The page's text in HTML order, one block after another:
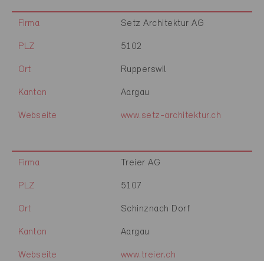
Firma Setz Architektur AG
PLZ 5102
Ort Rupperswil
Kanton Aargau
Webseite www.setz-architektur.ch
Firma Treier AG
PLZ 5107
Ort Schinznach Dorf
Kanton Aargau
Webseite www.treier.ch